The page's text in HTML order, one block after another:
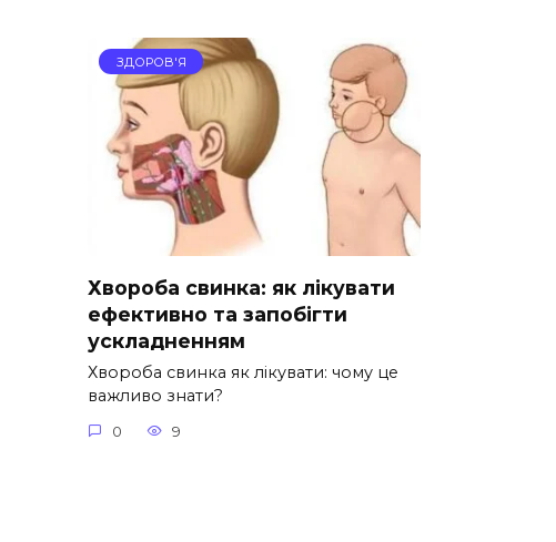
ЗДОРОВ'Я
Хвороба свинка: як лікувати
ефективно та запобігти
ускладненням
Хвороба свинка як лікувати: чому це
важливо знати?
0 9